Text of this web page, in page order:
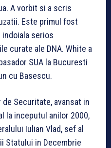
A vorbit si a scris
Este primul fost
indoiala serios
curate ale DNA. White a
SUA la Bucuresti
cu Basescu.
Securitate, avansat in
la inceputul anilor 2000,
Iulian Vlad, sef al
Statului in Decembrie